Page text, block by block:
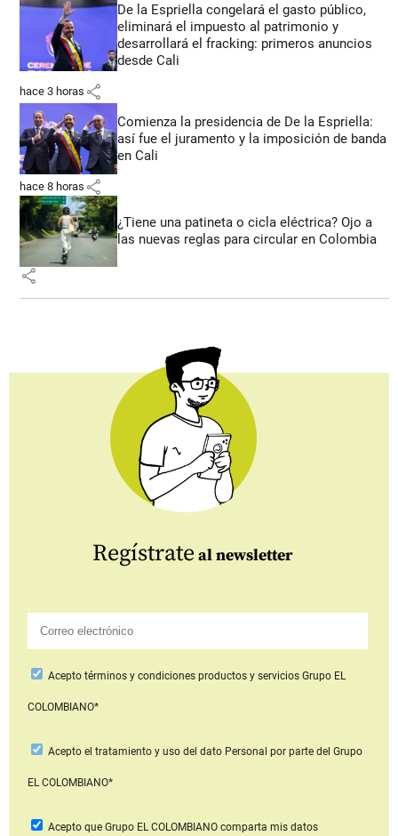
De la Espriella congelará el gasto público,
eliminará el impuesto al patrimonio y
desarrollará el fracking: primeros anuncios
desde Cali
hace 3 horas share
Comienza la presidencia de De la Espriella:
así fue el juramento y la imposición de banda
en Cali
hace 8 horas share
¿Tiene una patineta o cicla eléctrica? Ojo a
las nuevas reglas para circular en Colombia
share
Regístrate al newsletter
Aceptotérminos y condiciones productos y serviciosGrupo EL
COLOMBIANO*
Acepto el tratamiento y uso del dato Personal por parte del Grupo
EL COLOMBIANO*
Acepto que Grupo EL COLOMBIANOcomparta mis datos